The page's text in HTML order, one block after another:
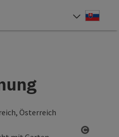
Österreich